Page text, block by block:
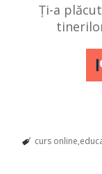
Ți-a
curs online